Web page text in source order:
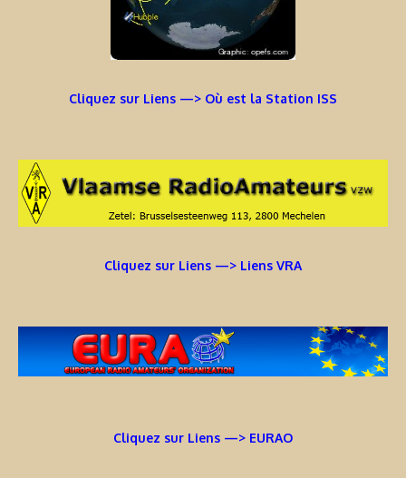
Cliquez sur Liens —> Où est la Station ISS
Cliquez sur Liens —> Liens VRA
Cliquez sur Liens —> EURAO